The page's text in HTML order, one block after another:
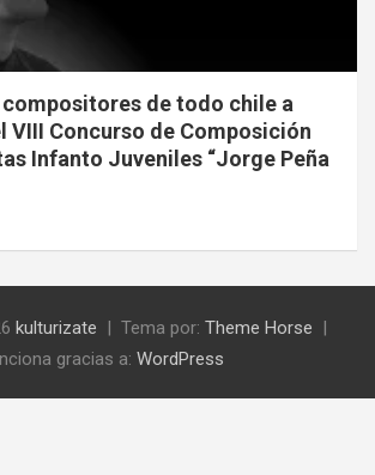
compositores de todo chile a
VIII Concurso de Composición
Infanto Juveniles “Jorge Peña
kulturizate Tema por: Theme Horse
gracias a: WordPress